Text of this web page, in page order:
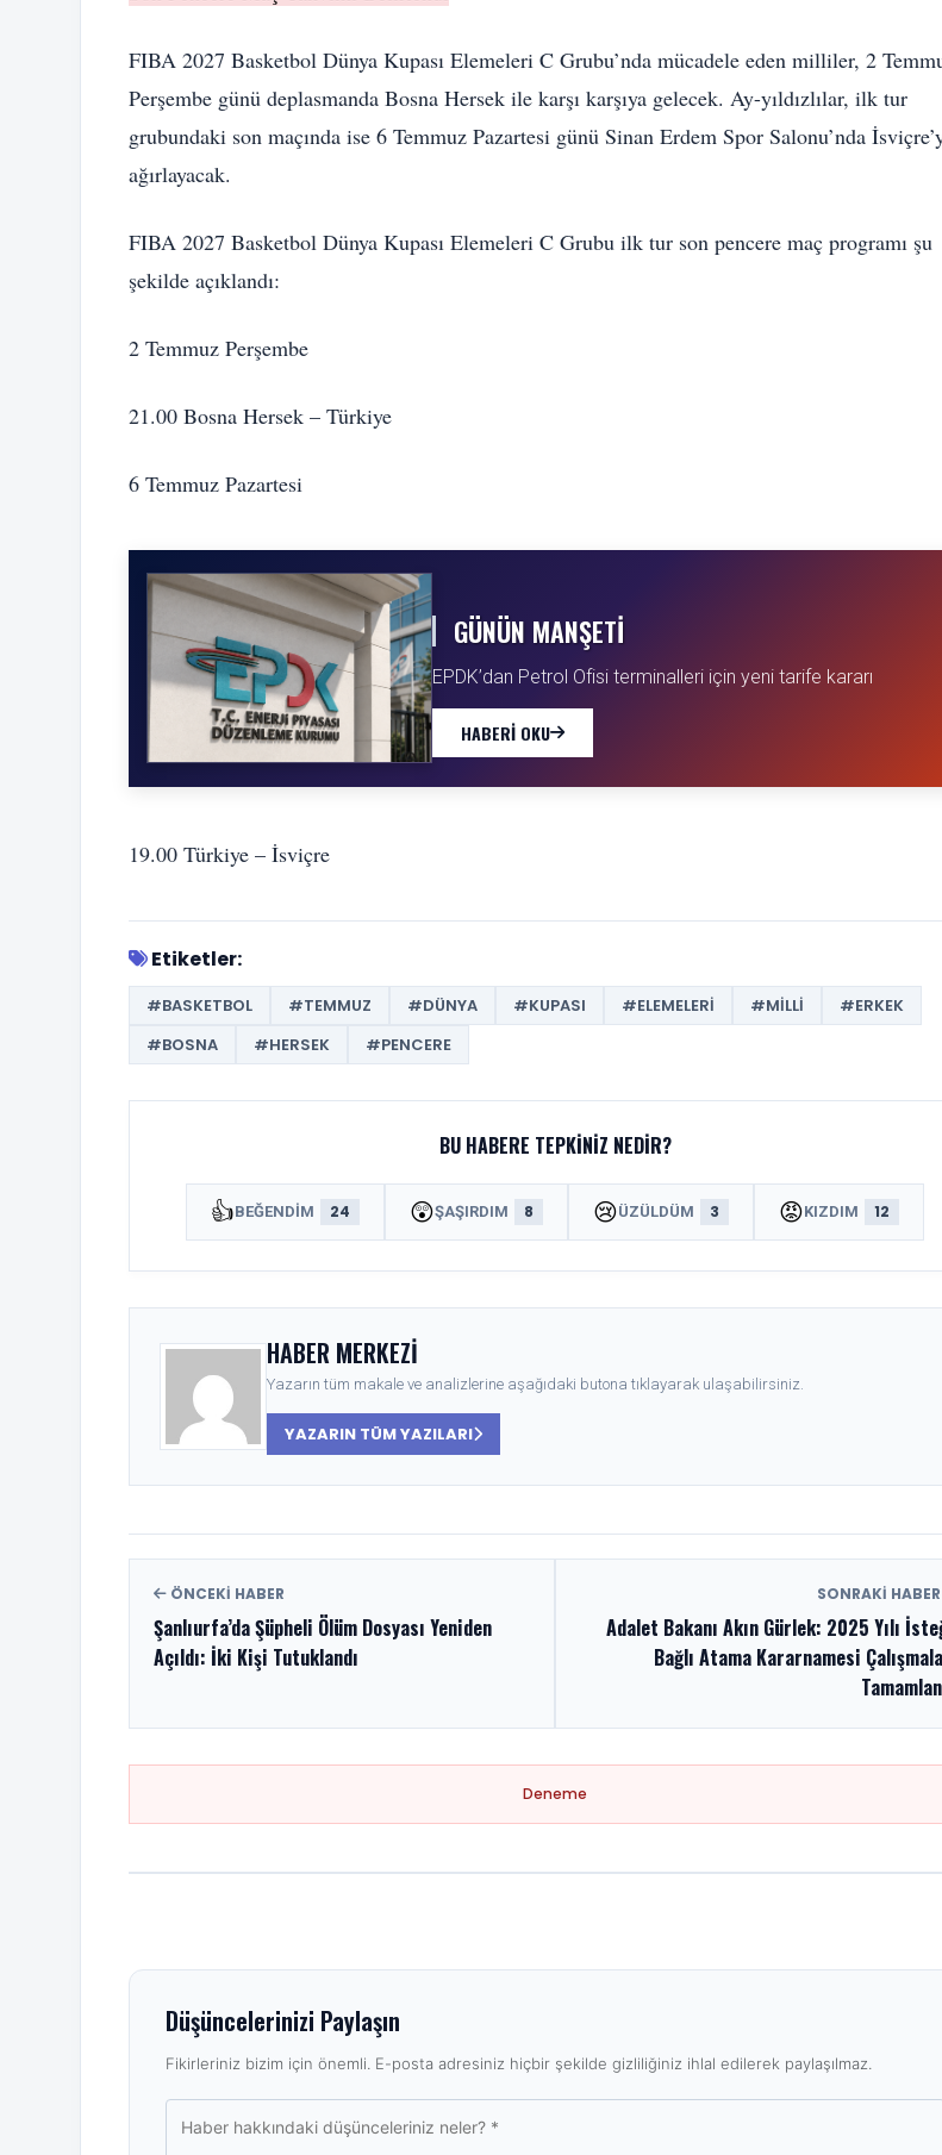
FIBA 2027 Basketbol Dünya Kupası Elemeleri C Grubu’nda mücadele eden milliler, 2
Perşembe günü deplasmanda Bosna Hersek ile karşı karşıya gelecek. Ay-yıldızlılar, ilk tur
grubundaki son maçında ise 6 Temmuz Pazartesi günü Sinan Erdem Spor Salonu’nda
ağırlayacak.
FIBA 2027 Basketbol Dünya Kupası Elemeleri C Grubu ilk tur son pencere maç programı şu
şekilde açıklandı:
2 Temmuz Perşembe
21.00 Bosna Hersek – Türkiye
6 Temmuz Pazartesi
GÜNÜN MANŞETI
EPDK’dan Petrol Ofisi terminalleri için yeni tarife kararı
HABERI OKU
19.00 Türkiye – İsviçre
Etiketler:
#BASKETBOL #TEMMUZ #DÜNYA #KUPASI #ELEMELERI #MILLI
#ERKEK
#BOSNA
#HERSEK #PENCERE
BU HABERE TEPKINIZ NEDIR?
👍BEĞENDIM 24 😲ŞAŞIRDIM 8 😢ÜZÜLDÜM 3 😡KIZDIM 12
HABER MERKEZI
Yazarın tüm makale ve analizlerine aşağıdaki butona tıklayarak ulaşabilirsiniz.
YAZARIN TÜM YAZILARI
ÖNCEKI HABER
Şanlıurfa’da Şüpheli Ölüm Dosyası Yeniden
Açıldı: İki Kişi Tutuklandı
SONRAKI HABER
Adalet Bakanı Akın Gürlek: 2025 Yılı
Bağlı Atama Kararnamesi
Deneme
Düşüncelerinizi Paylaşın
Fikirleriniz bizim için önemli. E-posta adresiniz hiçbir şekilde gizliliğiniz ihlal edilerek paylaşılmaz.